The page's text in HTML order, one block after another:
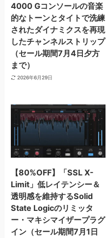
4000 Gコンソールの音楽
的なトーンとタイトで洗練
されたダイナミクスを再現
したチャンネルストリップ
（セール期間7月4日夕方
まで）
2026年6月29日
【80%OFF】「SSL X-
Limit」低レイテンシー＆
透明感を維持するSolid
State Logicのリミッタ
ー・マキシマイザープラグ
イン（セール期間7月1日